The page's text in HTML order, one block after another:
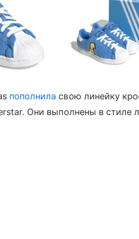
пополнила свою линейку
Они выполнены в стиле